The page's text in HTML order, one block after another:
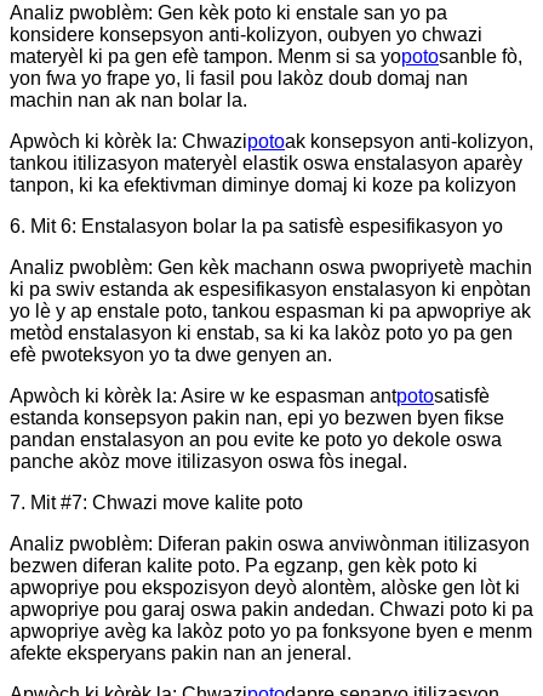
Analiz pwoblèm: Gen kèk poto ki enstale san yo pa
konsidere konsepsyon anti-kolizyon, oubyen yo chwazi
materyèl ki pa gen efè tampon. Menm si sa yopotosanble fò,
yon fwa yo frape yo, li fasil pou lakòz doub domaj nan
machin nan ak nan bolar la.
Apwòch ki kòrèk la: Chwazipotoak konsepsyon anti-kolizyon,
tankou itilizasyon materyèl elastik oswa enstalasyon aparèy
tanpon, ki ka efektivman diminye domaj ki koze pa kolizyon
6. Mit 6: Enstalasyon bolar la pa satisfè espesifikasyon yo
Analiz pwoblèm: Gen kèk machann oswa pwopriyetè machin
ki pa swiv estanda ak espesifikasyon enstalasyon ki enpòtan
yo lè y ap enstale poto, tankou espasman ki pa apwopriye ak
metòd enstalasyon ki enstab, sa ki ka lakòz poto yo pa gen
efè pwoteksyon yo ta dwe genyen an.
Apwòch ki kòrèk la: Asire w ke espasman antpotosatisfè
estanda konsepsyon pakin nan, epi yo bezwen byen fikse
pandan enstalasyon an pou evite ke poto yo dekole oswa
panche akòz move itilizasyon oswa fòs inegal.
7. Mit #7: Chwazi move kalite poto
Analiz pwoblèm: Diferan pakin oswa anviwònman itilizasyon
bezwen diferan kalite poto. Pa egzanp, gen kèk poto ki
apwopriye pou ekspozisyon deyò alontèm, alòske gen lòt ki
apwopriye pou garaj oswa pakin andedan. Chwazi poto ki pa
apwopriye avèg ka lakòz poto yo pa fonksyone byen e menm
afekte eksperyans pakin nan an jeneral.